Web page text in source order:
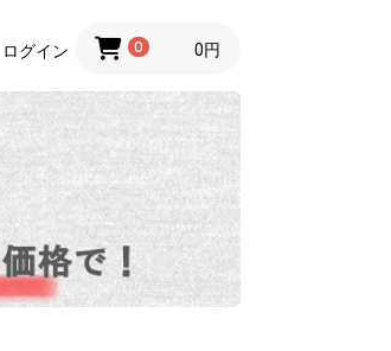
ログイン 0 0円